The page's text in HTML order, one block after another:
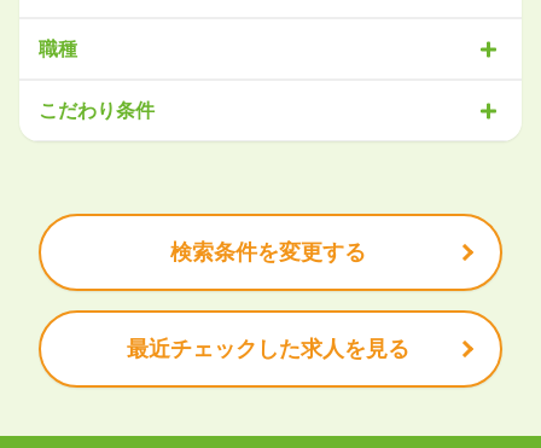
北海道・東北
北海道
関東
茨城県栃木県群馬県埼玉県千葉県東京都神奈川県
新潟県富山県石川県福井県山梨県長野県
東海
関西
滋賀県京都府大阪府兵庫県奈良県和歌山県
中国・四国
職種
販売・サービス
IT・機械 医療・福祉
こだわり条件
安定的なお仕事がしたいプライベート重視
頑張り次第で昇給できる産休・育休充実 諸手当あり
検索条件を変更する
最近チェックした求人を見る